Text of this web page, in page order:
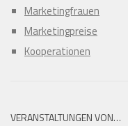
Marketingfrauen
Marketingpreise
Kooperationen
VERANSTALTUNGEN VON…